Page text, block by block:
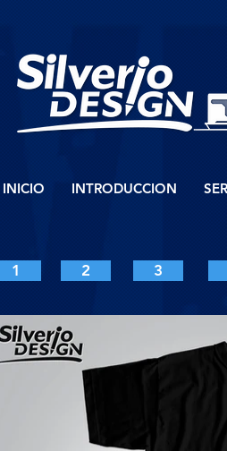
INICIO INTRODUCCION
1 2 3